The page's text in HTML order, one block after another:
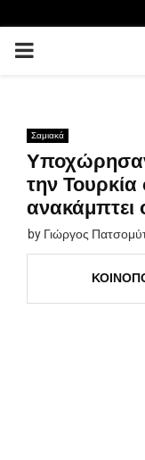
PRIMARY
Σαμιακά
Υποχώρησαν
την Τουρκία
ανακάμπτει
by Γιώργος